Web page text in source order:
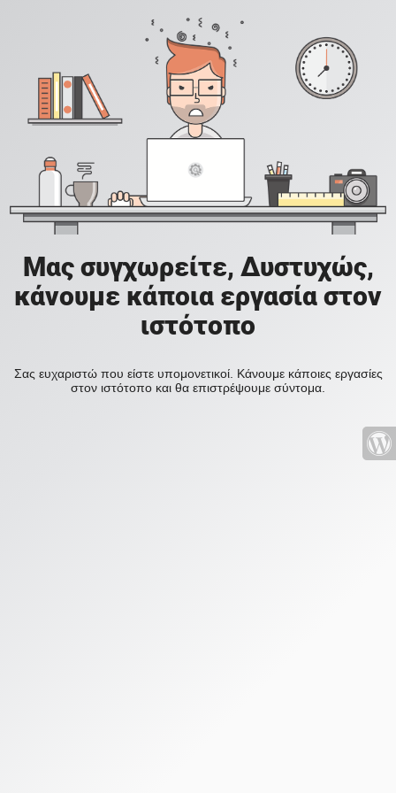
Μας συγχωρείτε, Δυστυχώς,
κάνουμε κάποια εργασία στον
ιστότοπο
Σας ευχαριστώ που είστε υπομονετικοί. Κάνουμε κάποιες εργασίες
στον ιστότοπο και θα επιστρέψουμε σύντομα.